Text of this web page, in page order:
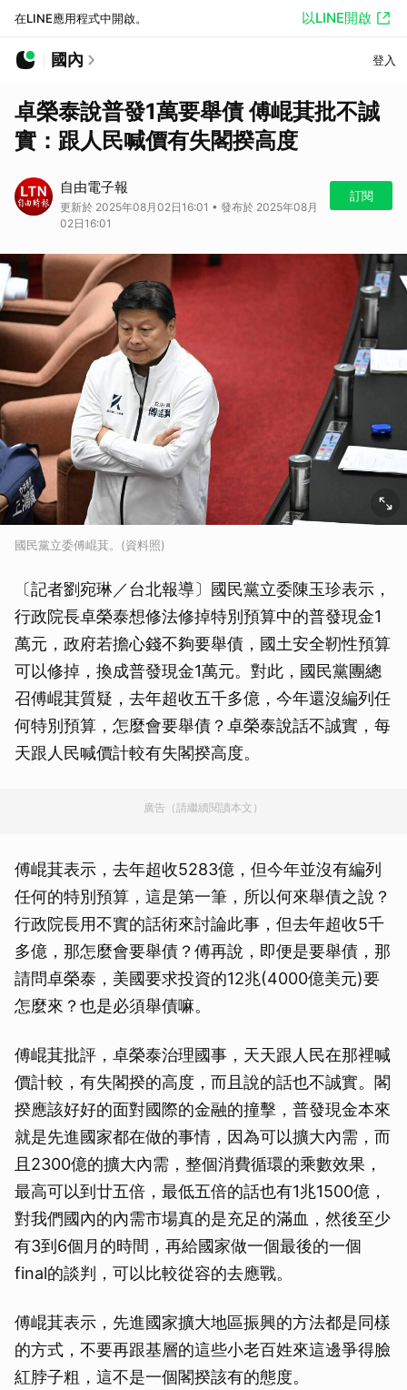
在LINE應用程式中開啟。 以LINE開啟
國內 登入
卓榮泰說普發1萬要舉債 傅崐萁批不誠
實：跟人民喊價有失閣揆高度
自由電子報
更新於 2025年08月02日16:01 • 發布於 2025年08月
02日16:01
訂閱
國民黨立委傅崐萁。(資料照)
〔記者劉宛琳／台北報導〕國民黨立委陳玉珍表示，
行政院長卓榮泰想修法修掉特別預算中的普發現金1
萬元，政府若擔心錢不夠要舉債，國土安全靭性預算
可以修掉，換成普發現金1萬元。對此，國民黨團總
召傅崐萁質疑，去年超收五千多億，今年還沒編列任
何特別預算，怎麼會要舉債？卓榮泰說話不誠實，每
天跟人民喊價計較有失閣揆高度。
廣告（請繼續閱讀本文）
傅崐萁表示，去年超收5283億，但今年並沒有編列
任何的特別預算，這是第一筆，所以何來舉債之說？
行政院長用不實的話術來討論此事，但去年超收5千
多億，那怎麼會要舉債？傅再說，即便是要舉債，那
請問卓榮泰，美國要求投資的12兆(4000億美元)要
怎麼來？也是必須舉債嘛。
傅崐萁批評，卓榮泰治理國事，天天跟人民在那裡喊
價計較，有失閣揆的高度，而且說的話也不誠實。閣
揆應該好好的面對國際的金融的撞擊，普發現金本來
就是先進國家都在做的事情，因為可以擴大內需，而
且2300億的擴大內需，整個消費循環的乘數效果，
最高可以到廿五倍，最低五倍的話也有1兆1500億，
對我們國內的內需市場真的是充足的滿血，然後至少
有3到6個月的時間，再給國家做一個最後的一個
final的談判，可以比較從容的去應戰。
傅崐萁表示，先進國家擴大地區振興的方法都是同樣
的方式，不要再跟基層的這些小老百姓來這邊爭得臉
紅脖子粗，這不是一個閣揆該有的態度。